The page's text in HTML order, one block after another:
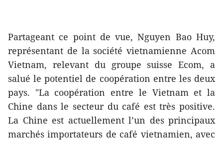
Partageant ce point de vue, Nguyen Bao Huy,
représentant de la société vietnamienne Acom
Vietnam, relevant du groupe suisse Ecom, a
salué le potentiel de coopération entre les deux
pays. "La coopération entre le Vietnam et la
Chine dans le secteur du café est très positive.
La Chine est actuellement l’un des principaux
marchés importateurs de café vietnamien, avec